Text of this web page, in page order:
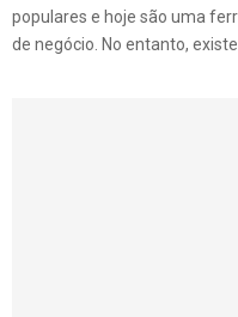
populares e hoje são uma
de negócio. No entanto, existe...